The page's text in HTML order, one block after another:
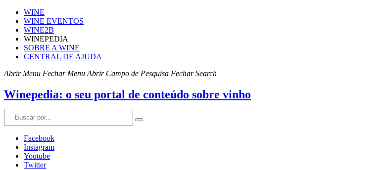
WINE
WINE EVENTOS
WINE2B
WINEPEDIA
SOBRE A WINE
CENTRAL DE AJUDA
Abrir Menu Fechar Menu Abrir Campo de Pesquisa Fechar Search
Winepedia: o seu portal de conteúdo sobre vinho
Facebook
Instagram
Youtube
Twitter